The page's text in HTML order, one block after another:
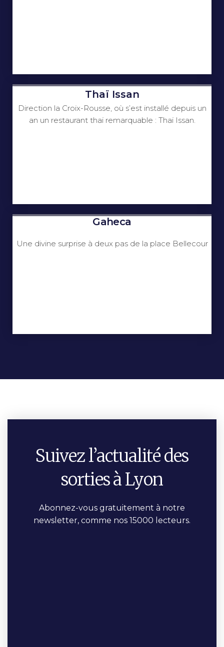
Thaï Issan
Direction la Croix-Rousse, où s’est installé depuis un
an un restaurant thaï remarquable : Thaï Issan.
Gaheca
Une divine surprise à deux pas de la place Bellecour
Suivez l’actualité des
sorties à Lyon
Abonnez-vous gratuitement à notre
newsletter, comme nos 15000 lecteurs.